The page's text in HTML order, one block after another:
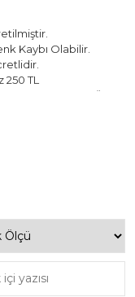
Kaybı Olabilir.
TL
150 TL Sabit Ücret